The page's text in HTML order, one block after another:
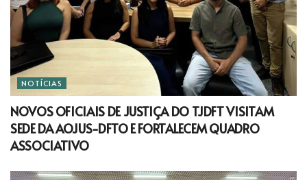
NOTÍCIAS
NOVOS OFICIAIS DE JUSTIÇA DO TJDFT VISITAM
SEDE DA AOJUS-DFTO E FORTALECEM QUADRO
ASSOCIATIVO